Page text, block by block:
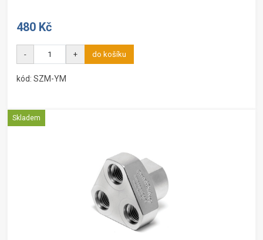
480 Kč
- + do košíku
kód: SZM-YM
Skladem